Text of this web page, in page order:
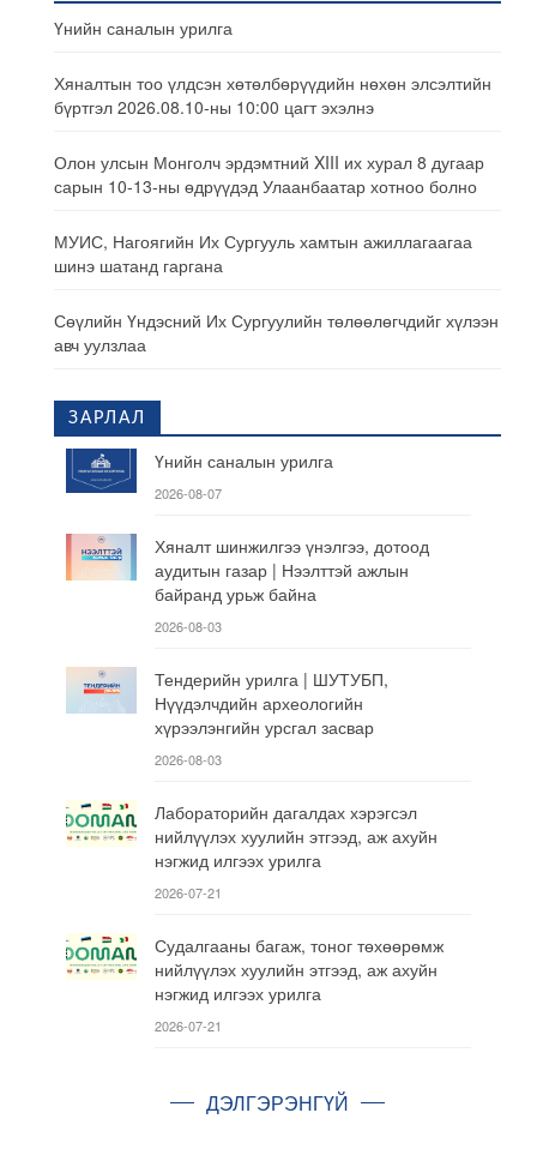
Үнийн саналын урилга
Хяналтын тоо үлдсэн хөтөлбөрүүдийн нөхөн элсэлтийн
бүртгэл 2026.08.10-ны 10:00 цагт эхэлнэ
Олон улсын Монголч эрдэмтний XIII их хурал 8 дугаар
сарын 10-13-ны өдрүүдэд Улаанбаатар хотноо болно
МУИС, Нагоягийн Их Сургууль хамтын ажиллагаагаа
шинэ шатанд гаргана
Сөүлийн Үндэсний Их Сургуулийн төлөөлөгчдийг хүлээн
авч уулзлаа
ЗАРЛАЛ
Үнийн саналын урилга
2026-08-07
Хяналт шинжилгээ үнэлгээ, дотоод
аудитын газар | Нээлттэй ажлын
байранд урьж байна
2026-08-03
Тендерийн урилга | ШУТУБП,
Нүүдэлчдийн археологийн
хүрээлэнгийн урсгал засвар
2026-08-03
Лабораторийн дагалдах хэрэгсэл
нийлүүлэх хуулийн этгээд, аж ахуйн
нэгжид илгээх урилга
2026-07-21
Судалгааны багаж, тоног төхөөрөмж
нийлүүлэх хуулийн этгээд, аж ахуйн
нэгжид илгээх урилга
2026-07-21
ДЭЛГЭРЭНГҮЙ